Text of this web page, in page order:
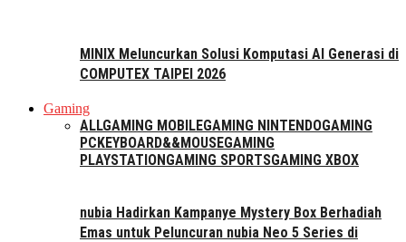
MINIX Meluncurkan Solusi Komputasi AI Generasi di
COMPUTEX TAIPEI 2026
Gaming
ALLGAMING MOBILEGAMING NINTENDOGAMING
PCKEYBOARD&&MOUSEGAMING
PLAYSTATIONGAMING SPORTSGAMING XBOX
nubia Hadirkan Kampanye Mystery Box Berhadiah
Emas untuk Peluncuran nubia Neo 5 Series di